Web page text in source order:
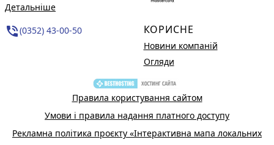
Детальніше
phone_in_talk(0352) 43-00-50 КОРИСНЕ
Новини компаній
Огляди
Правила користування сайтом
Умови і правила надання платного доступу
Рекламна політика проєкту «Інтерактивна мапа локальних